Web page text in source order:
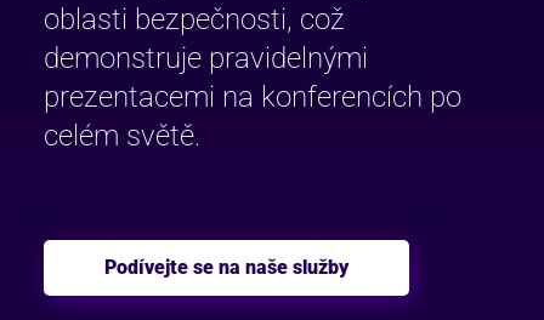
oblasti bezpečnosti, což
demonstruje pravidelnými
prezentacemi na konferencích po
celém světě.
Podívejte se na naše služby